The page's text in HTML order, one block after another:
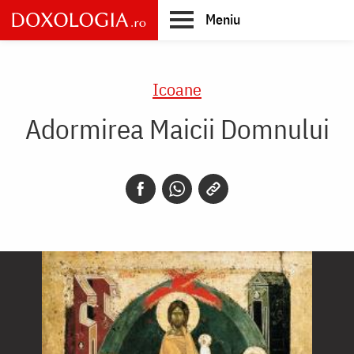
Skip
to
main
Meniu
Icoane
Adormirea Maicii Domnului